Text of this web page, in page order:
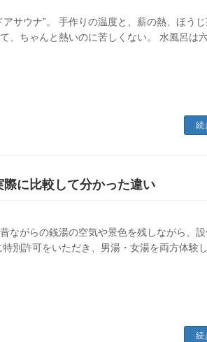
サウナ”。 手作りの温度と、薪の熱、ほうじ
、ちゃんと熱いのに苦しくない。 水風呂は
続
際に比較して分かった違い
ながらの銭湯の空気や景色を残しながら、
別許可をいただき、男湯・女湯を両方体験
続